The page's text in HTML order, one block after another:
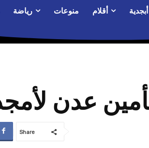
أبجدية أقلام منوعات رياضة
عدن
Share